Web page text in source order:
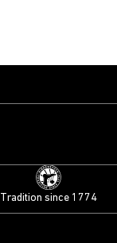
Tradition since 1774